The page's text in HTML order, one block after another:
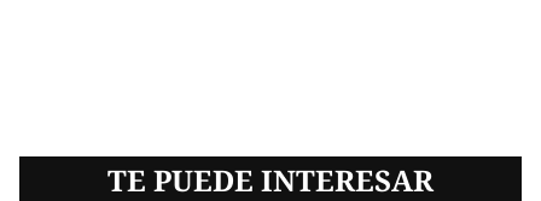
TE PUEDE INTERESAR